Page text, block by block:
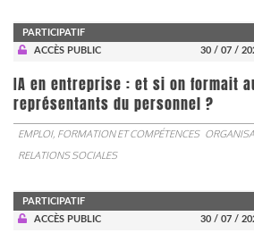
PARTICIPATIF
ACCÈS PUBLIC
30 / 07 /
IA en entreprise : et si on formait
représentants du personnel ?
EMPLOI, FORMATION ET COMPÉTENCES
RELATIONS SOCIALES
PARTICIPATIF
ACCÈS PUBLIC
30 / 07 /